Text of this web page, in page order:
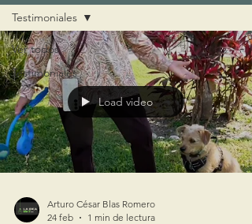
Ver todos
Testimoniales
Testimoniales
Load video
Arturo César Blas Romero
24 feb
1 min de lectura